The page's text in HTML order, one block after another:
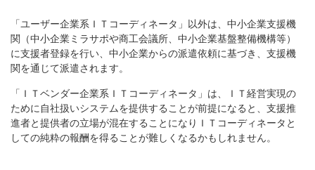
「ユーザー企業系ＩＴコーディネータ」以外は、中小企業支援機
関（中小企業ミラサポや商工会議所、中小企業基盤整備機構等）
に支援者登録を行い、中小企業からの派遣依頼に基づき、支援機
関を通じて派遣されます。
「ＩＴベンダー企業系ＩＴコーディネータ」は、ＩＴ経営実現の
ために自社扱いシステムを提供することが前提になると、支援推
進者と提供者の立場が混在することになりＩＴコーディネータと
しての純粋の報酬を得ることが難しくなるかもしれません。